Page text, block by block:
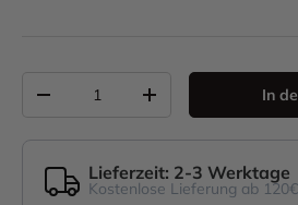
-
+ In
Lieferzeit: 2-3 Werktage
Kostenlose Lieferung ab